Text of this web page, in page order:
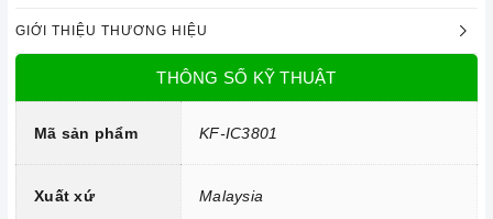
Mặt kính Crystal chịu lực chịu nhiệt
Công nghệ hiện đại
GIỚI THIỆU THƯƠNG HIỆU
THÔNG SỐ KỸ THUẬT
Mã sản phẩm KF-IC3801
Xuất xứ Malaysia